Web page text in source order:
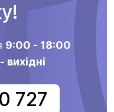
9:00 - 18:00
- вихідні
727